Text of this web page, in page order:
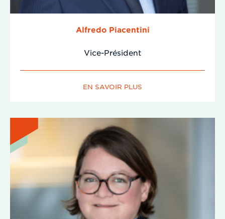
Alfredo Piacentini
Vice-Président
EN SAVOIR PLUS